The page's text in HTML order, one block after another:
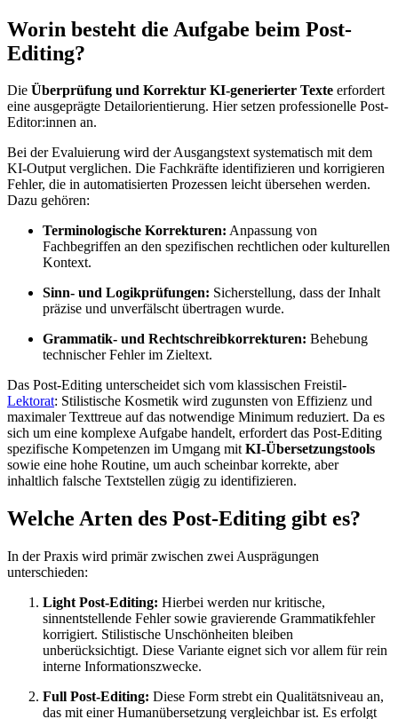
Worin besteht die Aufgabe beim Post-
Editing?
Die Überprüfung und Korrektur KI-generierter Texte erfordert
eine ausgeprägte Detailorientierung. Hier setzen professionelle Post-
Editor:innen an.
Bei der Evaluierung wird der Ausgangstext systematisch mit dem
KI-Output verglichen. Die Fachkräfte identifizieren und korrigieren
Fehler, die in automatisierten Prozessen leicht übersehen werden.
Dazu gehören:
Terminologische Korrekturen: Anpassung von
Fachbegriffen an den spezifischen rechtlichen oder kulturellen
Kontext.
Sinn- und Logikprüfungen: Sicherstellung, dass der Inhalt
präzise und unverfälscht übertragen wurde.
Grammatik- und Rechtschreibkorrekturen: Behebung
technischer Fehler im Zieltext.
Das Post-Editing unterscheidet sich vom klassischen Freistil-
Lektorat: Stilistische Kosmetik wird zugunsten von Effizienz und
maximaler Texttreue auf das notwendige Minimum reduziert. Da es
sich um eine komplexe Aufgabe handelt, erfordert das Post-Editing
spezifische Kompetenzen im Umgang mitKI-Übersetzungstools
sowie eine hohe Routine, um auch scheinbar korrekte, aber
inhaltlich falsche Textstellen zügig zu identifizieren.
Welche Arten des Post-Editing gibt es?
In der Praxis wird primär zwischen zwei Ausprägungen
unterschieden:
Light Post-Editing: Hierbei werden nur kritische,
sinnentstellende Fehler sowie gravierende Grammatikfehler
korrigiert. Stilistische Unschönheiten bleiben
unberücksichtigt. Diese Variante eignet sich vor allem für rein
interne Informationszwecke.
Full Post-Editing: Diese Form strebt ein Qualitätsniveau an,
das mit einer Humanübersetzung vergleichbar ist. Es erfolgt